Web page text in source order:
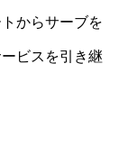
からサーブを
ビスを引き継